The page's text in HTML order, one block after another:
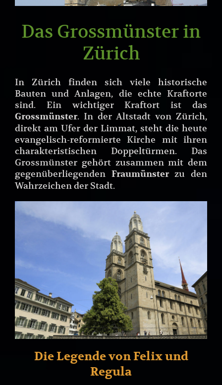
Das Grossmünster in
Zürich
In Zürich finden sich viele historische
Bauten und Anlagen, die echte Kraftorte
sind. Ein wichtiger Kraftort ist das
Grossmünster. In der Altstadt von Zürich,
direkt am Ufer der Limmat, steht die heute
evangelisch-reformierte Kirche mit ihren
charakteristischen Doppeltürmen. Das
Grossmünster gehört zusammen mit dem
gegenüberliegenden Fraumünsterzu den
Wahrzeichen der Stadt.
Die Legende von Felix und
Regula